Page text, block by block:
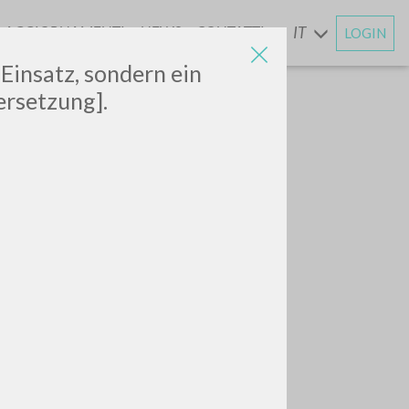
sondern ein
AGGIORNAMENTIENEWS CONTATTI IT LOGIN